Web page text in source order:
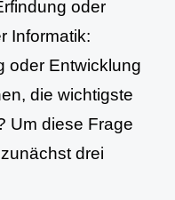
oder
Informatik:
oder Entwicklung
die wichtigste
Um diese Frage
drei